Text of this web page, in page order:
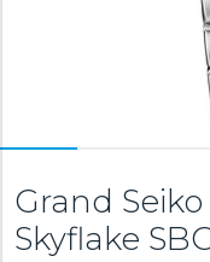
Grand
Skyflake